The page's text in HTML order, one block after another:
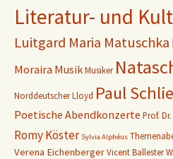
Literatur- und
Luitgard Maria Matuschka
Moraira MusikMusiker
Norddeutscher Lloyd Paul
Poetische Abendkonzerte Prof.
Romy Köster Sylvia Alphéus
Verena EichenbergerVicent Ballester